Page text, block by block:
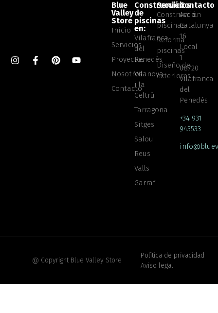
Blue
Valley
Store
Inicio
Servicios
Proyectos
Nosotros
Contacto
Construcción
de
piscinas
en:
Vilafranca
del
Penedés
Vilanova
i la
Geltrú
Tarragona
Sitges
Salou
Reus
Valls
Garraf
Servicios
Construcción
piscinas
Reforma
piscinas
Diseño de
exteriores
Contacto
Avda.
Catalunya
16
Local
1
08720
Vilafranca
del
Penedès
+34 931
943533
@ Copyright Blue Valley Store
Política de privacidad
Aviso legal